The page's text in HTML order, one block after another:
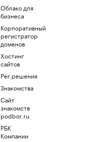
Облако для
бизнеса
Корпоративный
регистратор
доменов
Хостинг
сайтов
Рег.решения
Знакомства
Сайт
знакомств
podbor.ru
РБК
Компании